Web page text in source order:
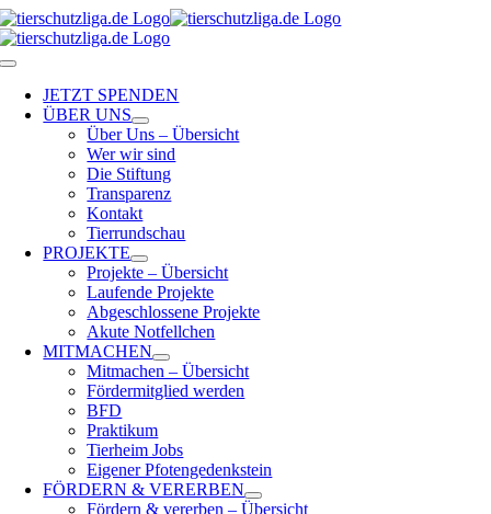
Skip
to
content
Toggle
NavigationJETZT SPENDEN
ÜBER UNS
Über Uns – Übersicht
Wer wir sind
Die Stiftung
Transparenz
Kontakt
Tierrundschau
PROJEKTE
Projekte – Übersicht
Laufende Projekte
Abgeschlossene Projekte
Akute Notfellchen
MITMACHEN
Mitmachen – Übersicht
Fördermitglied werden
BFD
Praktikum
Tierheim Jobs
Eigener Pfotengedenkstein
FÖRDERN & VERERBEN
Fördern & vererben – Übersicht